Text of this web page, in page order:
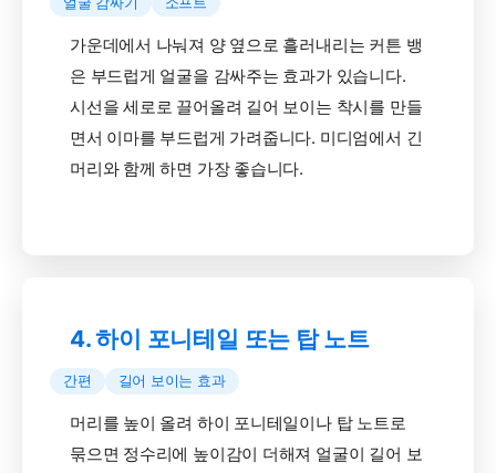
가운데에서 나눠져 양 옆으로 흘러내리는 커튼 뱅
은 부드럽게 얼굴을 감싸주는 효과가 있습니다.
시선을 세로로 끌어올려 길어 보이는 착시를 만들
면서 이마를 부드럽게 가려줍니다. 미디엄에서 긴
머리와 함께 하면 가장 좋습니다.
4. 하이 포니테일 또는 탑 노트
간편 길어 보이는 효과
머리를 높이 올려 하이 포니테일이나 탑 노트로
묶으면 정수리에 높이감이 더해져 얼굴이 길어 보